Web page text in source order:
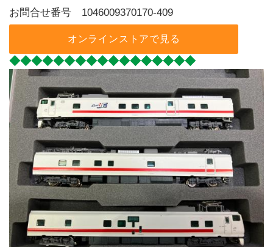
お問合せ番号 1046009370170-409
オンラインストアで見る
◆◆◆◆◆◆◆◆◆◆◆◆◆◆◆◆◆